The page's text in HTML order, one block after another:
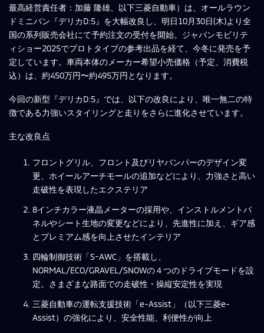
最高経営責任者：加藤 隆雄、以下三菱自動車）は、オールラウン
ドミニバン『デリカD:5』を大幅改良し、明日10月30日(木)より全
国の系列販売会社にて予約注文の受付を開始。ジャパンモビリテ
ィショー2025でプロトタイプの参考出品を経て、今冬に発売を予
定しています。車両本体のメーカー希望小売価格（予定、消費税
込）は、約450万円〜約495万円となります。
今回の新型『デリカD:5』では、以下の改良により、唯一無二の特
徴である力強いスタイリングと走りをさらに進化させています。
主な改良点
フロントグリル、フロント及びリヤバンパーのデザイン変
更、ホイールアーチモールの追加などにより、力強さと高い
走破性を表現したエクステリア
8インチカラー液晶メーターの採用や、インストルメントパ
ネルやシート生地の変更などにより、先進性に加え、ギア感
とプレミアム感を向上させたインテリア
四輪制御技術「S-AWC」を搭載し、
NORMAL/ECO/GRAVEL/SNOWの４つのドライブモードを設
定。さまざまな路面での走破性・操縦安定性を実現
三菱自動車の運転支援技術「e-Assist」（以下三菱e-
Assist）の強化により、安全性能、利便性が向上